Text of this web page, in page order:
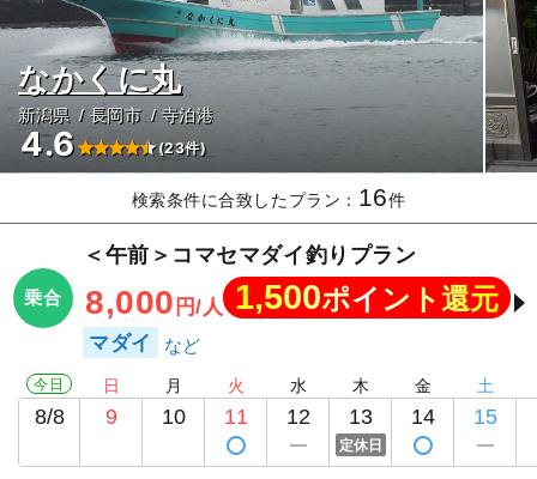
なかくに丸
新潟県 長岡市 寺泊港
4.6 (23件)
検索条件に合致したプラン： 16件
乗合
＜午前＞コマセマダイ釣りプラン
8,000 円/人 1,500ポイント還元
マダイ
今日
8/8
日
9
月
10
火
11
水
12
木
13
定休日
金
14
土
15